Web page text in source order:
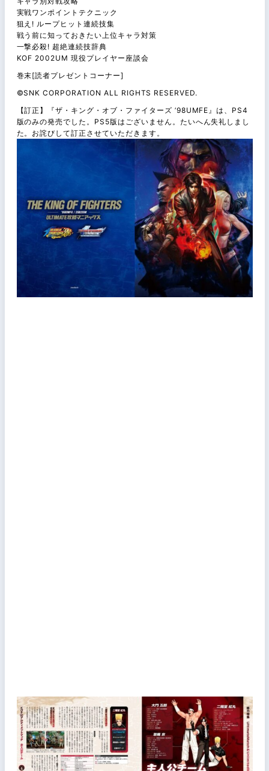
実戦ワンポイントテクニック
狙え! ループヒット連続技集
戦う前に知っておきたい上位キャラ対策
一撃必殺! 超絶連続技辞典
KOF 2002UM 現役プレイヤー座談会
巻末[読者プレゼントコーナー]
©SNK CORPORATION ALL RIGHTS RESERVED.
【訂正】『ザ・キング・オブ・ファイターズ ’98UMFE』は、PS4
版のみの発売でした。PS5版はございません。たいへん失礼しまし
た。お詫びして訂正させていただきます。